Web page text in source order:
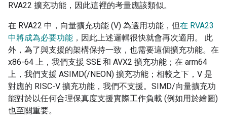
RVA22 擴充功能，因此這裡的考量應該類似。
在 RVA22 中，向量擴充功能 (V) 為選用功能，但在 RVA23
中將成為必要功能 ，因此上述邏輯很快就會再次適用。 此
外，為了與支援的架構保持一致，也需要這個擴充功能。在
x86-64 上，我們支援 SSE 和 AVX2 擴充功能；在 arm64
上，我們支援 ASIMD(/NEON) 擴充功能；相較之下，V 是
對應的 RISC-V 擴充功能，我們不支援。SIMD/向量擴充功
能對於以任何合理保真度支援實際工作負載 (例如用於繪圖)
也至關重要。